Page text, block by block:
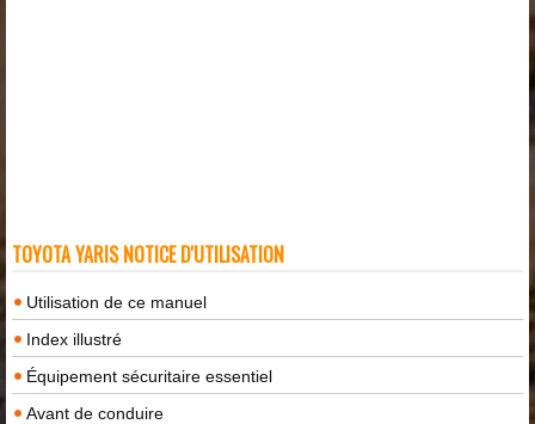
TOYOTA YARIS NOTICE D'UTILISATION
Utilisation de ce manuel
Index illustré
Équipement sécuritaire essentiel
Avant de conduire